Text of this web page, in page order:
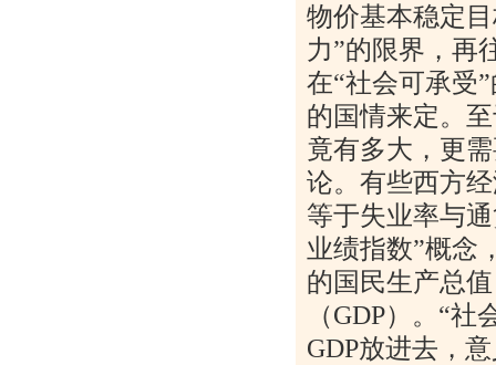
物价基本稳定
力”的限界，再
在“社会可承受
的国情来定。
竟有多大，更
论。有些西方
等于失业率与
业绩指数”概念
的国民生产总
（GDP）。“社
GDP放进去，